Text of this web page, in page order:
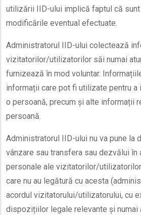
utilizării IID-ului implică faptul că
modificările eventual efectuate.
Administratorul IID-ului colectează
vizitatorilor/utilizatorilor săi numai
furnizează în mod voluntar.
informații care pot fi utilizate pentru a
o persoană, precum și alte informații
persoană.
Administratorul IID-ului nu va pune la
vânzare sau transfera sau dezvălui
personale ale vizitatorilor/
care nu au legătură cu acesta
acordul vizitatorului/utilizatorului, cu
dispozițiilor legale relevante și numai